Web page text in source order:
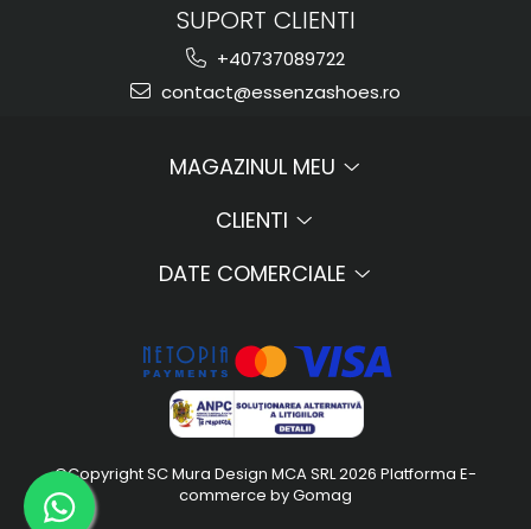
SUPORT CLIENTI
+40737089722
contact@essenzashoes.ro
MAGAZINUL MEU
CLIENTI
DATE COMERCIALE
©Copyright SC Mura Design MCA SRL 2026 Platforma E-
commerce by Gomag